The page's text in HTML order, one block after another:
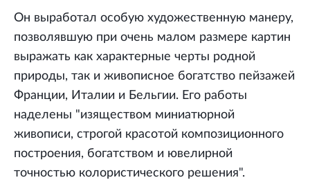
Он выработал особую художественную манеру,
позволявшую при очень малом размере картин
выражать как характерные черты родной
природы, так и живописное богатство пейзажей
Франции, Италии и Бельгии. Его работы
наделены "изяществом миниатюрной
живописи, строгой красотой композиционного
построения, богатством и ювелирной
точностью колористического решения".